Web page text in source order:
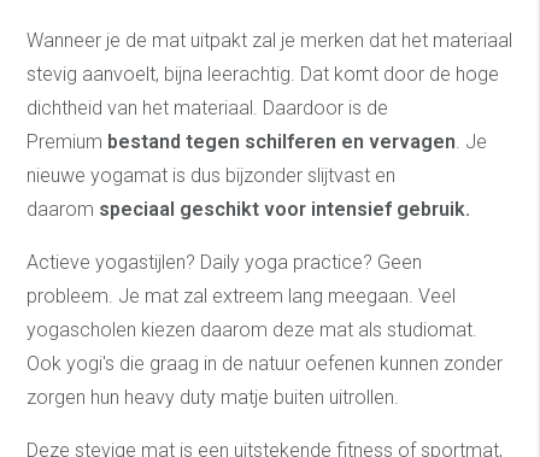
Wanneer je de mat uitpakt zal je merken dat het materiaal
stevig aanvoelt, bijna leerachtig. Dat komt door de hoge
dichtheid van het materiaal. Daardoor is de
Premium bestand tegen schilferen en vervagen. Je
nieuwe yogamat is dus bijzonder slijtvast en
daarom speciaal geschikt voor intensief gebruik.
Actieve yogastijlen? Daily yoga practice? Geen
probleem. Je mat zal extreem lang meegaan. Veel
yogascholen kiezen daarom deze mat als studiomat.
Ook yogi's die graag in de natuur oefenen kunnen zonder
zorgen hun heavy duty matje buiten uitrollen.
Deze stevige mat is een uitstekende fitness of sportmat,